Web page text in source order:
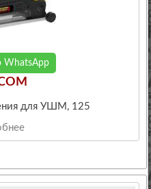
WhatsApp
для УШМ, 125